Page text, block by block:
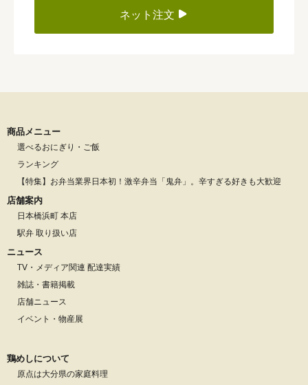
ネット注文
商品メニュー
選べるおにぎり・ご飯
ランキング
【特集】お弁当業界日本初！激辛弁当「鬼弁」。辛すぎる好きも大歓迎
店舗案内
日本橋浜町 本店
駅弁 取り扱い店
ニュース
TV・メディア関連 配達実績
雑誌・書籍掲載
店舗ニュース
イベント・物産展
鶏めしについて
原点は大分県の家庭料理